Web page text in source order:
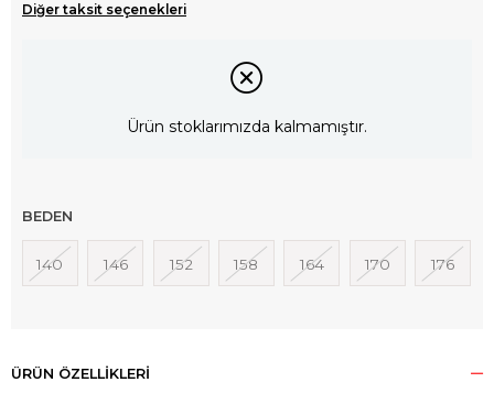
Diğer taksit seçenekleri
Ürün stoklarımızda kalmamıştır.
BEDEN
140 146 152 158 164 170 176
ÜRÜN ÖZELLIKLERI